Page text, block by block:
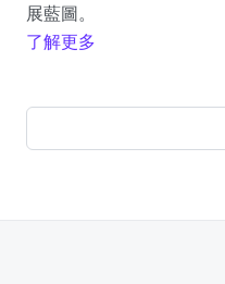
展藍圖。
了解更多